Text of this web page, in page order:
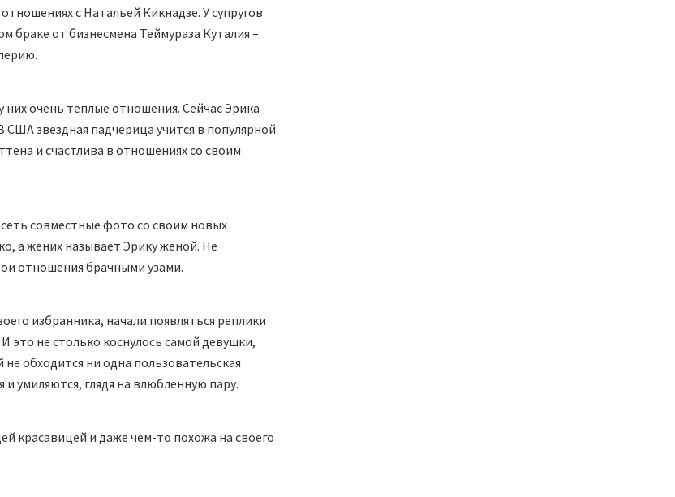
с Натальей Кикнадзе. У супругов
браке от бизнесмена Теймураза Куталия –
них очень теплые отношения. Сейчас Эрика
звездная падчерица учится в популярной
и счастлива в отношениях со своим
совместные фото со своим новых
а жених называет Эрику женой. Не
отношения брачными узами.
избранника, начали появляться реплики
это не столько коснулось самой девушки,
обходится ни одна пользовательская
умиляются, глядя на влюбленную пару.
красавицей и даже чем-то похожа на своего